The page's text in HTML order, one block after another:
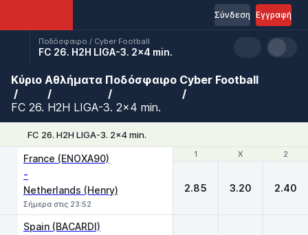
Εγγραφή
Σύνδεση
Ποδόσφαιρο / Cyber Football
FC 26. H2H LIGA-3. 2x4 min.
Κύριο Αθλήματα Ποδόσφαιρο Cyber Football
FC 26. H2H LIGA-3. 2x4 min.
FC 26. H2H LIGA-3. 2x4 min.
1 X 2
France (ENOXA90)
-
Netherlands (Henry)
Σήμερα στις 23:52
1 X 2
2.85 3.20 2.40
Spain (BACARDI)